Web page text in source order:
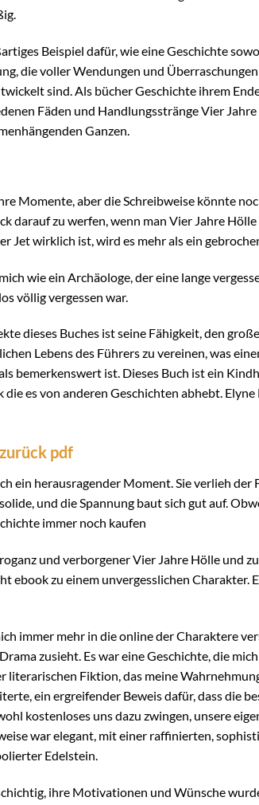
Beispiel dafür, wie eine Geschichte
die voller Wendungen und
sind. Als bücher Geschichte ihrem
Fäden und Handlungsstränge Vier
Ganzen.
Momente, aber die Schreibweise könnte
darauf zu werfen, wenn man Vier Jahre
Jet wirklich ist, wird es mehr als ein
wie ein Archäologe, der eine lange
völlig vergessen war.
dieses Buches ist seine Fähigkeit, den
Lebens des Führers zu vereinen, was
bemerkenswert ist. Dieses Buch ist ein
es von anderen Geschichten abhebt.
pdf
ein herausragender Moment. Sie verlieh
und die Spannung baut sich gut auf.
immer noch kaufen
und verborgener Vier Jahre Hölle und
ebook zu einem unvergesslichen Charakter.
immer mehr in die online der Charaktere
zusieht. Es war eine Geschichte, die
literarischen Fiktion, das meine
ein ergreifender Beweis dafür, dass die
kostenloses uns dazu zwingen, unsere
war elegant, mit einer raffinierten,
Edelstein.
ihre Motivationen und Wünsche